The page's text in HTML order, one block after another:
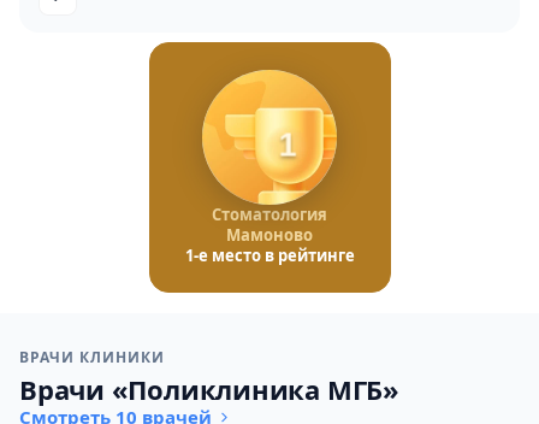
1
Стоматология
Мамоново
1-е место в рейтинге
ВРАЧИ КЛИНИКИ
Врачи «Поликлиника МГБ»
Смотреть 10 врачей